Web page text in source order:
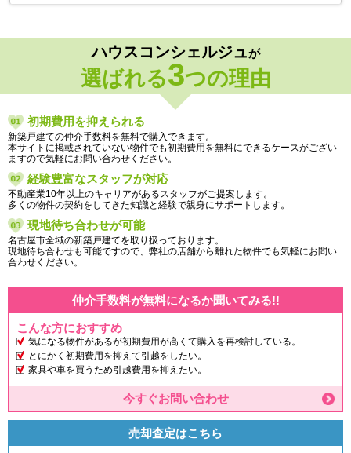
ハウスコンシェルジュが
選ばれる3つの理由
初期費用を抑えられる
新築戸建ての仲介手数料を無料で購入できます。
本サイトに掲載されていない物件でも初期費用を無料にできるケースがござい
ますので気軽にお問い合わせください。
経験豊富なスタッフが対応
不動産業10年以上のキャリアがあるスタッフがご提案します。
多くの物件の契約をしてきた知識と経験で親身にサポートします。
現地待ち合わせが可能
名古屋市全域の新築戸建てを取り扱っております。
現地待ち合わせも可能ですので、弊社の店舗から離れた物件でも気軽にお問い
合わせください。
仲介手数料が無料になるか聞いてみる!!
こんな方におすすめ
気になる物件があるが初期費用が高くて購入を再検討している。
とにかく初期費用を抑えて引越をしたい。
家具や車を買うため引越費用を抑えたい。
今すぐお問い合わせ
売却査定はこちら